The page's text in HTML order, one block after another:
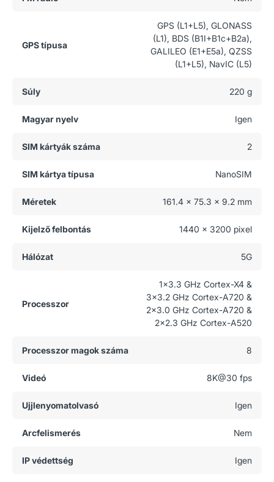
GPS típusa
GPS (L1+L5), GLONASS
(L1), BDS (B1I+B1c+B2a),
GALILEO (E1+E5a), QZSS
(L1+L5), NavIC (L5)
Súly 220 g
Magyar nyelv Igen
SIM kártyák száma 2
SIM kártya típusa NanoSIM
Méretek 161.4 x 75.3 x 9.2 mm
Kijelző felbontás 1440 x 3200 pixel
Hálózat 5G
Processzor
1x3.3 GHz Cortex-X4 &
3x3.2 GHz Cortex-A720 &
2x3.0 GHz Cortex-A720 &
2x2.3 GHz Cortex-A520
Processzor magok száma 8
Videó 8K@30 fps
Ujjlenyomatolvasó Igen
Arcfelismerés Nem
IP védettség Igen